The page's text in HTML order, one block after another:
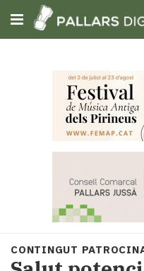
Subscriu-t'hi
Portada
Societat
Política
CONTINGUT